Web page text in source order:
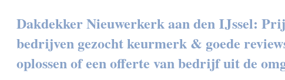
Dakdekker Nieuwerkerk aan den IJssel:
bedrijven gezocht keurmerk & goede
oplossen of een offerte van bedrijf uit de